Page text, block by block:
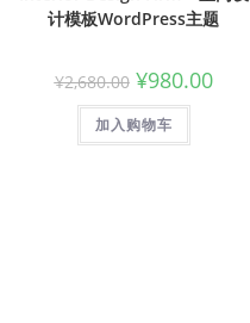
计模板WordPress主题
¥2,680.00 ¥980.00
加入购物车